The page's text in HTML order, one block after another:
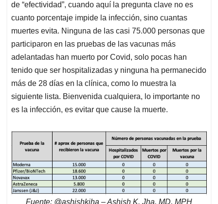
de “efectividad”, cuando aquí la pregunta clave no es
cuanto porcentaje impide la infección, sino cuantas
muertes evita. Ninguna de las casi 75.000 personas que
participaron en las pruebas de las vacunas más
adelantadas han muerto por Covid, solo pocas han
tenido que ser hospitalizadas y ninguna ha permanecido
más de 28 días en la clínica, como lo muestra la
siguiente lista. Bienvenida cualquiera, lo importante no
es la infección, es evitar que cause la muerte.
Fuente: @ashishkjha – Ashish K. Jha, MD, MPH